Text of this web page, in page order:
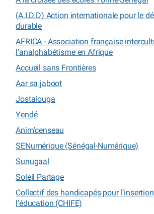
(A.I.D.D) Action internationale pour le
durable
AFRICA - Association française
l’analphabétisme en Afrique
Accueil sans Frontières
Aar sa jaboot
Jostalouga
Yendé
Anim’censeau
SENumérique (Sénégal-Numérique)
Sunugaal
Soleil Partage
Collectif des handicapés pour
l’éducation (CHIFE)